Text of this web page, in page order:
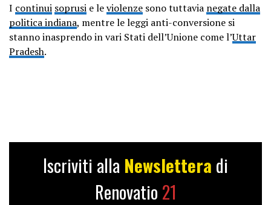
I continui soprusi e leviolenze sono tuttavia negate dalla
politica indiana, mentre le leggi anti-conversione si
stanno inasprendo in vari Stati dell’Unione come l’Uttar
Pradesh.
Iscriviti alla Newslettera di
Renovatio 21